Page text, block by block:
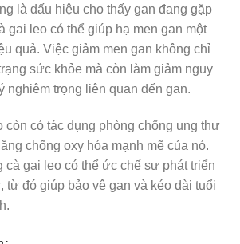
là dấu hiệu cho thấy gan đang gặp
gai leo có thể giúp hạ men gan một
quả. Việc giảm men gan không chỉ
sức khỏe mà còn làm giảm nguy
nghiêm trọng liên quan đến gan.
còn có tác dụng phòng chống ung thư
chống oxy hóa mạnh mẽ của nó.
cà gai leo có thể ức chế sự phát triển
từ đó giúp bảo vệ gan và kéo dài tuổi